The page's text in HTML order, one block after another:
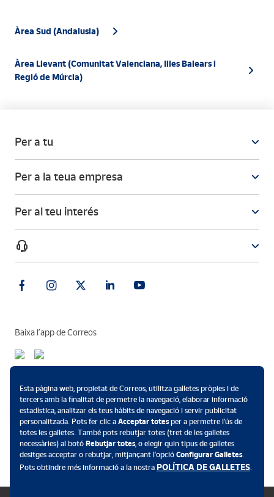
Àrea Sud (Andalusia)
Àrea Llevant (Comunitat Valenciana, Illes Balears i
Regió de Múrcia)
Per a tu
Per a la teua empresa
Per al teu interés
Baixa l’app de Correos
Esta pàgina web, propietat de Correos, utilitza galletes pròpies i de
tercers amb la finalitat de permetre la navegació, elaborar informació
estadística, analitzar els teus hàbits de navegació i servir publicitat
personalitzada. Pots fer clic a Acceptar totesper a permetre l’ús de
totes les galletes. També pots rebutjar totes (tret de les galletes
necessàries) al botó Rebutjar totes, o elegir quin tipus de galletes
desitges acceptar o rebutjar, mitjançant l’opció Configurar Galletes.
Pots obtindre més informació a la nostra POLÍTICA DE GALLETES.